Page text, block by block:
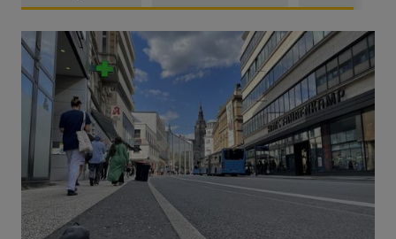
Ein Unzustand und Skandal